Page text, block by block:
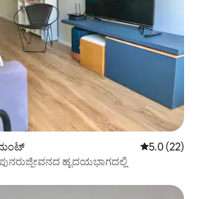
5 ರಲ್ಲಿ 5.0
5.0 (22)
ಹೃದಯಭಾಗದಲ್ಲಿ